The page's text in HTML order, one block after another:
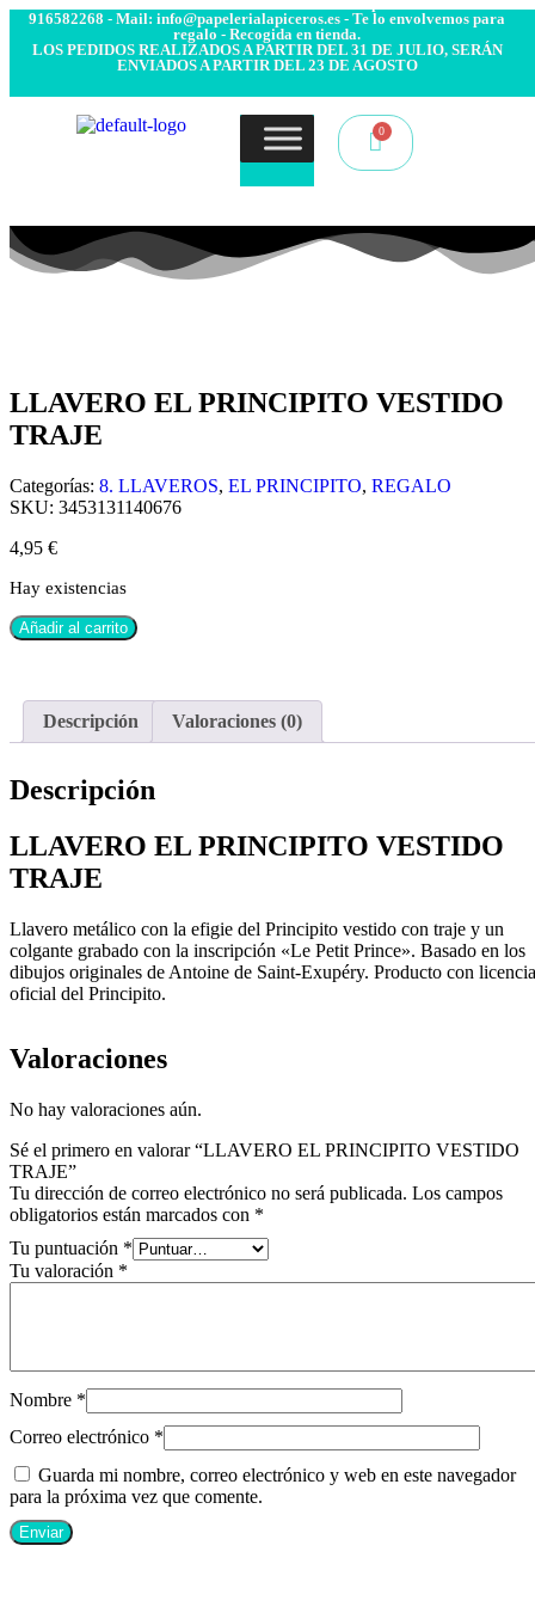
916582268 - Mail: info@papelerialapiceros.es - Te lo envolvemos para
regalo - Recogida en tienda.
LOS PEDIDOS REALIZADOS A PARTIR DEL 31 DE JULIO, SERÁN
ENVIADOS A PARTIR DEL 23 DE AGOSTO
LLAVERO EL PRINCIPITO VESTIDO
TRAJE
Categorías: 8. LLAVEROS, EL PRINCIPITO, REGALO
SKU: 3453131140676
4,95 €
Hay existencias
Añadir al carrito
Descripción Valoraciones (0)
Descripción
LLAVERO EL PRINCIPITO VESTIDO
TRAJE
Llavero metálico con la efigie del Principito vestido con traje y un
colgante grabado con la inscripción «Le Petit Prince». Basado en los
dibujos originales de Antoine de Saint-Exupéry. Producto con licencia
oficial del Principito.
Valoraciones
No hay valoraciones aún.
Sé el primero en valorar “LLAVERO EL PRINCIPITO VESTIDO
TRAJE”
Tu dirección de correo electrónico no será publicada. Los campos
obligatorios están marcados con *
Tu puntuación *
Tu valoración *
Nombre *
Correo electrónico *
Guarda mi nombre, correo electrónico y web en este navegador
para la próxima vez que comente.